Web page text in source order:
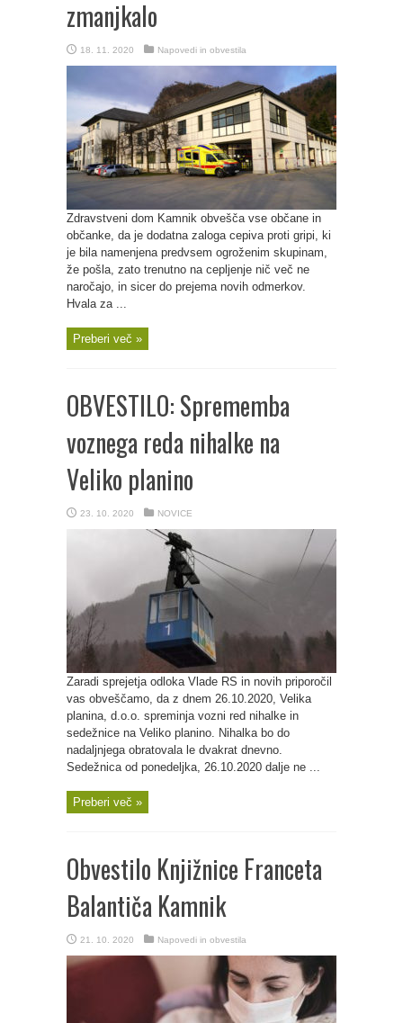
zmanjkalo
18. 11. 2020 Napovedi in obvestila
Zdravstveni dom Kamnik obvešča vse občane in
občanke, da je dodatna zaloga cepiva proti gripi, ki
je bila namenjena predvsem ogroženim skupinam,
že pošla, zato trenutno na cepljenje nič več ne
naročajo, in sicer do prejema novih odmerkov.
Hvala za ...
Preberi več »
OBVESTILO: Sprememba
voznega reda nihalke na
Veliko planino
23. 10. 2020 NOVICE
Zaradi sprejetja odloka Vlade RS in novih priporočil
vas obveščamo, da z dnem 26.10.2020, Velika
planina, d.o.o. spreminja vozni red nihalke in
sedežnice na Veliko planino. Nihalka bo do
nadaljnjega obratovala le dvakrat dnevno.
Sedežnica od ponedeljka, 26.10.2020 dalje ne ...
Preberi več »
Obvestilo Knjižnice Franceta
Balantiča Kamnik
21. 10. 2020 Napovedi in obvestila